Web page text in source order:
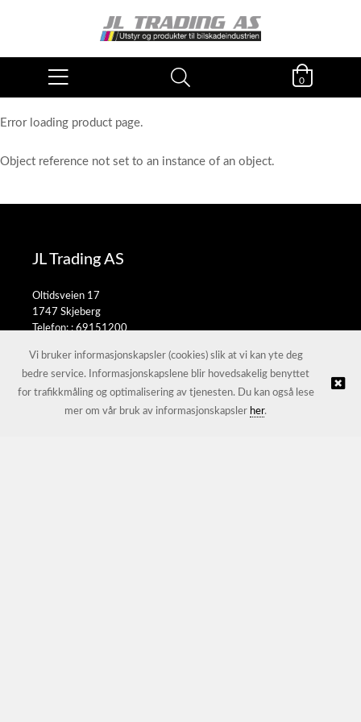
0
Error loading product page.
Object reference not set to an instance of an object.
JL Trading AS
Oltidsveien 17
1747 Skjeberg
Telefon: :69151200
© JL Trading AS |Nettbutikk levert av Kréatif
Vi bruker informasjonskapsler (cookies) slik at vi kan yte deg
bedre service. Informasjonskapslene blir hovedsakelig benyttet
for trafikkmåling og optimalisering av tjenesten. Du kan også lese
mer om vår bruk av informasjonskapsler her.